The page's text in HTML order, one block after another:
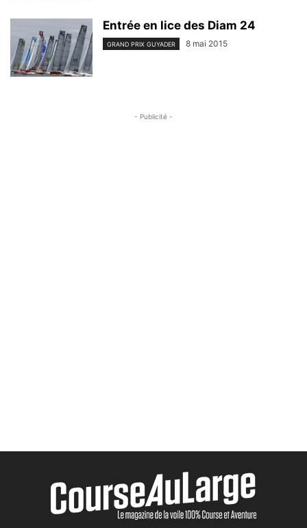
Entrée en lice des Diam 24
GRAND PRIX GUYADER 8 mai 2015
- Publicité -